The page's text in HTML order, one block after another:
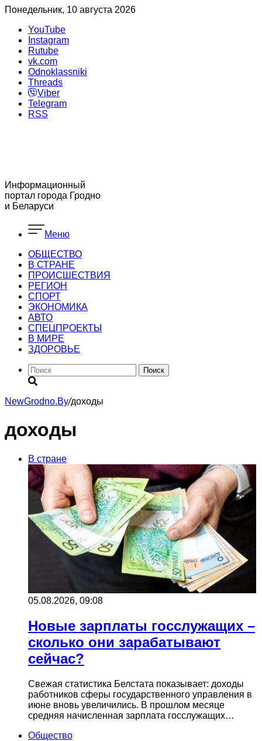
Понедельник, 10 августа 2026
YouTube
Instagram
Rutube
vk.com
Odnoklassniki
Threads
Viber
Telegram
RSS
Информационный
портал города Гродно
и Беларуси
Меню
ОБЩЕСТВО
В СТРАНЕ
ПРОИСШЕСТВИЯ
РЕГИОН
CПОРТ
ЭКОНОМИКА
АВТО
СПЕЦПРОЕКТЫ
В МИРЕ
ЗДОРОВЬЕ
Поиск
NewGrodno.By/доходы
доходы
В стране
05.08.2026, 09:08
Новые зарплаты госслужащих –
сколько они зарабатывают
сейчас?
Свежая статистика Белстата показывает: доходы
работников сферы государственного управления в
июне вновь увеличились. В прошлом месяце
средняя начисленная зарплата госслужащих…
Общество